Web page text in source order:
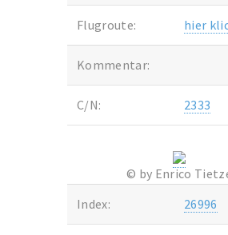
Flugroute: hier
Kommentar:
C/N: 2333
© by Enrico
Index:
26996